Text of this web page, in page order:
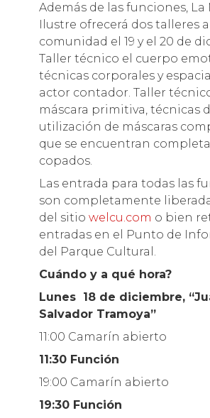
Además de las funciones, La
Ilustre ofrecerá dos talleres
comunidad el 19 y el 20 de
Taller técnico el cuerpo
técnicas corporales y
actor contador. Taller
máscara primitiva, técnicas
utilización de máscaras
que se encuentran
copados.
Las entrada para todas las
son completamente
del sitio welcu.com o bien
entradas en el Punto de
del Parque Cultural.
Cuándo y a qué hora?
Lunes 18 de diciembre,
Salvador Tramoya”
11:00 Camarín abierto
11:30 Función
19:00 Camarín abierto
19:30 Función